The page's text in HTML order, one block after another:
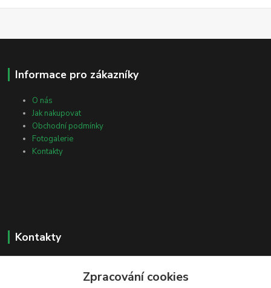
Informace pro zákazníky
O nás
Jak nakupovat
Obchodní podmínky
Fotogalerie
Kontakty
Kontakty
+420 606 202 092
Zpracování cookies